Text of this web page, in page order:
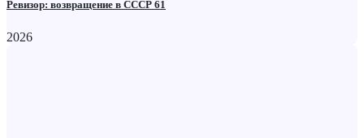
Ревизор: возвращение в СССР 61
2026